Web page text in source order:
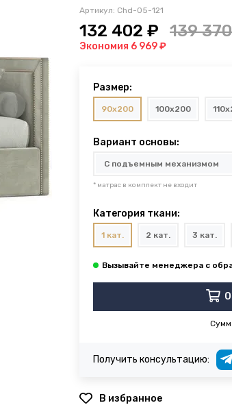
Артикул: Chd-05-121
132 402 ₽ 139
Экономия 6 969 ₽
Размер:
90x200 100x200
Вариант основы:
* матрас в комплект не входит
Категория ткани:
1 кат. 2 кат. 3 кат.
Получить консультацию:
В избранное